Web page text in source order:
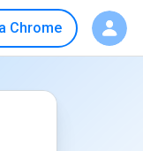
Chrome